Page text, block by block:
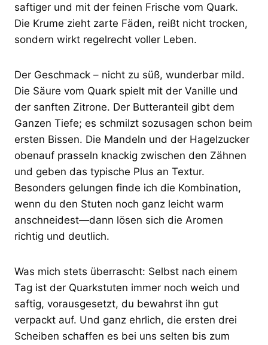
saftiger und mit der feinen Frische vom Quark.
Die Krume zieht zarte Fäden, reißt nicht trocken,
sondern wirkt regelrecht voller Leben.
Der Geschmack – nicht zu süß, wunderbar mild.
Die Säure vom Quark spielt mit der Vanille und
der sanften Zitrone. Der Butteranteil gibt dem
Ganzen Tiefe; es schmilzt sozusagen schon beim
ersten Bissen. Die Mandeln und der Hagelzucker
obenauf prasseln knackig zwischen den Zähnen
und geben das typische Plus an Textur.
Besonders gelungen finde ich die Kombination,
wenn du den Stuten noch ganz leicht warm
anschneidest—dann lösen sich die Aromen
richtig und deutlich.
Was mich stets überrascht: Selbst nach einem
Tag ist der Quarkstuten immer noch weich und
saftig, vorausgesetzt, du bewahrst ihn gut
verpackt auf. Und ganz ehrlich, die ersten drei
Scheiben schaffen es bei uns selten bis zum